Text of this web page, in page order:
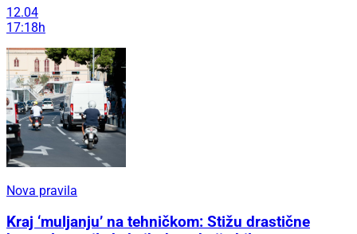
12.04
17:18h
Nova pravila
Kraj ‘muljanju’ na tehničkom: Stižu drastične